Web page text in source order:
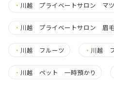
・ 川越 プライベートサロン マ
・ 川越 プライベートサロン 眉毛
・ 川越 フルーツ ・ 川越
・ 川越 ペット 一時預かり